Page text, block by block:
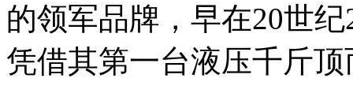
的领军品牌，早在20世
凭借其第一台液压千斤